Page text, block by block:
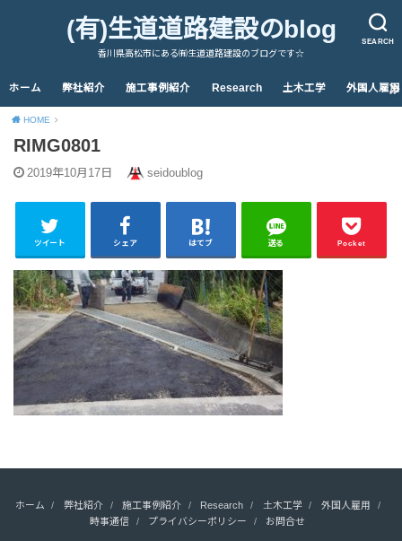
SEARCH
(有)生道道路建設のblog
香川県高松市にある㈲生道道路建設のブログです☆
ホーム 弊社紹介 施工事例紹介 Research 土木工学 外国人雇用
HOME
RIMG0801
2019年10月17日 seidoublog
ツイート シェア はてブ 送る Pocket
ホーム 弊社紹介 施工事例紹介 Research 土木工学
外国人雇用
時事通信
プライバシーポリシー お問合せ